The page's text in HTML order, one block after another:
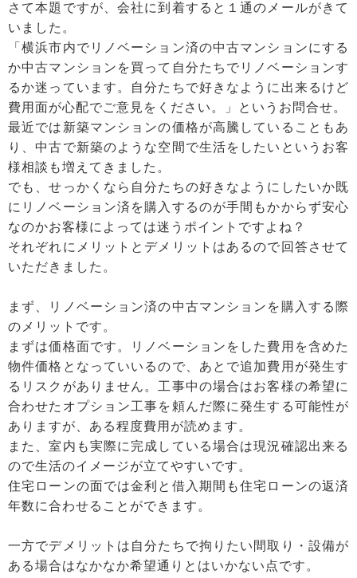
さて本題ですが、会社に到着すると１通のメールがきて
いました。
「横浜市内でリノベーション済の中古マンションにする
か中古マンションを買って自分たちでリノベーションす
るか迷っています。自分たちで好きなように出来るけど
費用面が心配でご意見をください。」というお問合せ。
最近では新築マンションの価格が高騰していることもあ
り、中古で新築のような空間で生活をしたいというお客
様相談も増えてきました。
でも、せっかくなら自分たちの好きなようにしたいか既
にリノベーション済を購入するのが手間もかからず安心
なのかお客様によっては迷うポイントですよね？
それぞれにメリットとデメリットはあるので回答させて
いただきました。
まず、リノベーション済の中古マンションを購入する際
のメリットです。
まずは価格面です。リノベーションをした費用を含めた
物件価格となっていいるので、あとで追加費用が発生す
るリスクがありません。工事中の場合はお客様の希望に
合わせたオプション工事を頼んだ際に発生する可能性が
ありますが、ある程度費用が読めます。
また、室内も実際に完成している場合は現況確認出来る
ので生活のイメージが立てやすいです。
住宅ローンの面では金利と借入期間も住宅ローンの返済
年数に合わせることができます。
一方でデメリットは自分たちで拘りたい間取り・設備が
ある場合はなかなか希望通りとはいかない点です。